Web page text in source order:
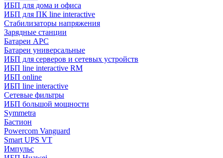
ИБП для дома и офиса
ИБП для ПК linе interactive
Стабилизаторы напряжения
Зарядные станции
Батареи APC
Батареи универсальные
ИБП для серверов и сетевых устройств
ИБП line interactive RM
ИБП online
ИБП linе interactive
Сетевые фильтры
ИБП большой мощности
Symmetra
Бастион
Powercom Vanguard
Smart UPS VT
Импульс